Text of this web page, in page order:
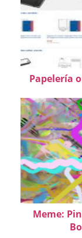
Papelería
Meme: